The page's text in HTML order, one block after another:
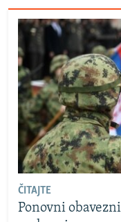
ČITAJTE
Ponovni